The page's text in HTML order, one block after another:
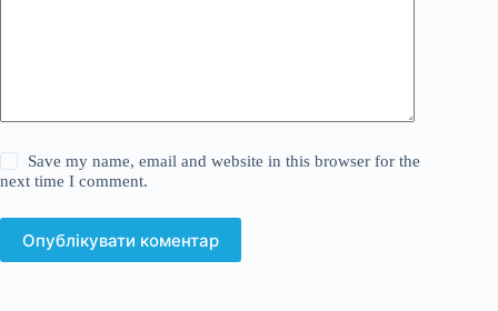
Save my name, email and website in this browser for the
next time I comment.
Опублікувати коментар